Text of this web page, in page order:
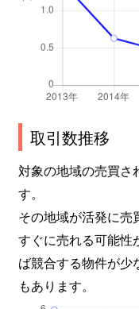
取引数推移
対象の地域の売買さ
す。
その地域が活発に売
すぐに売れる可能性
ば競合する物件が少
もあります。